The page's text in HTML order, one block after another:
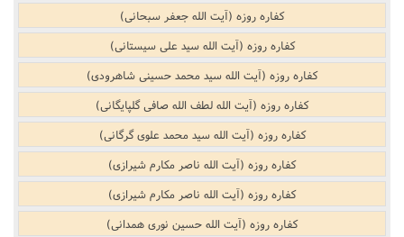
کفاره روزه (آیت الله جعفر سبحانی)
کفاره روزه (آیت الله سید علی سیستانی)
کفاره روزه (آیت الله سید محمد حسینی شاهرودی)
کفاره روزه (آیت الله لطف الله صافی گلپایگانی)
کفاره روزه (آیت الله سید محمد علوی گرگانی)
کفاره روزه (آیت الله ناصر مکارم شیرازی)
کفاره روزه (آیت الله ناصر مکارم شیرازی)
کفاره روزه (آیت الله حسین نوری همدانی)